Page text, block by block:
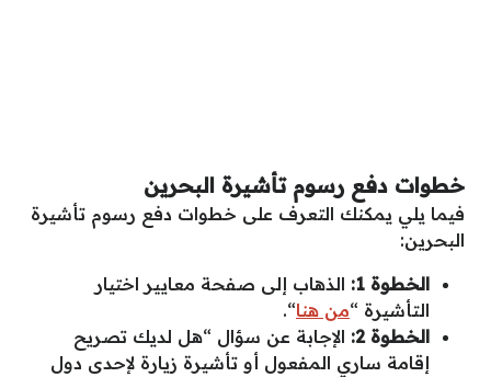
خطوات دفع رسوم تأشيرة البحرين
فيما يلي يمكنك التعرف على خطوات دفع رسوم تأشيرة
البحرين:
الخطوة 1:
الذهاب إلى صفحة معايير اختيار
التأشيرة “من هنا“.
الخطوة 2:
الإجابة عن سؤال “هل لديك تصريح
إقامة ساري المفعول أو تأشيرة زيارة لإحدى دول